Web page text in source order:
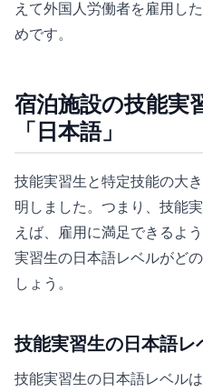
えて外国人労働者を雇用し
めです。
宿泊施設の技能実
「日本語」
技能実習生と特定技能の大
明しました。つまり、技能
えば、雇用に満足できるよ
実習生の日本語レベルがど
しょう。
技能実習生の日本語レ
技能実習生の日本語レベル